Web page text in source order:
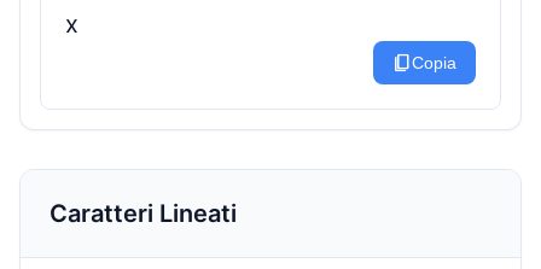
x
content_copyCopia
Caratteri Lineati